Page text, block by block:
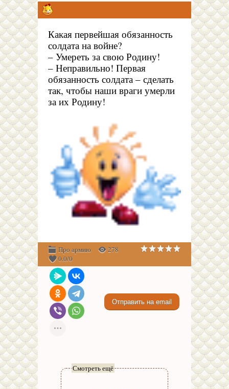
Какая первейшая обязанность
солдата на войне?
– Умереть за свою Родину!
– Неправильно! Первая
обязанность солдата – сделать
так, чтобы наши враги умерли
за их Родину!
Про армию
278
0.0/0
Смотреть ещё